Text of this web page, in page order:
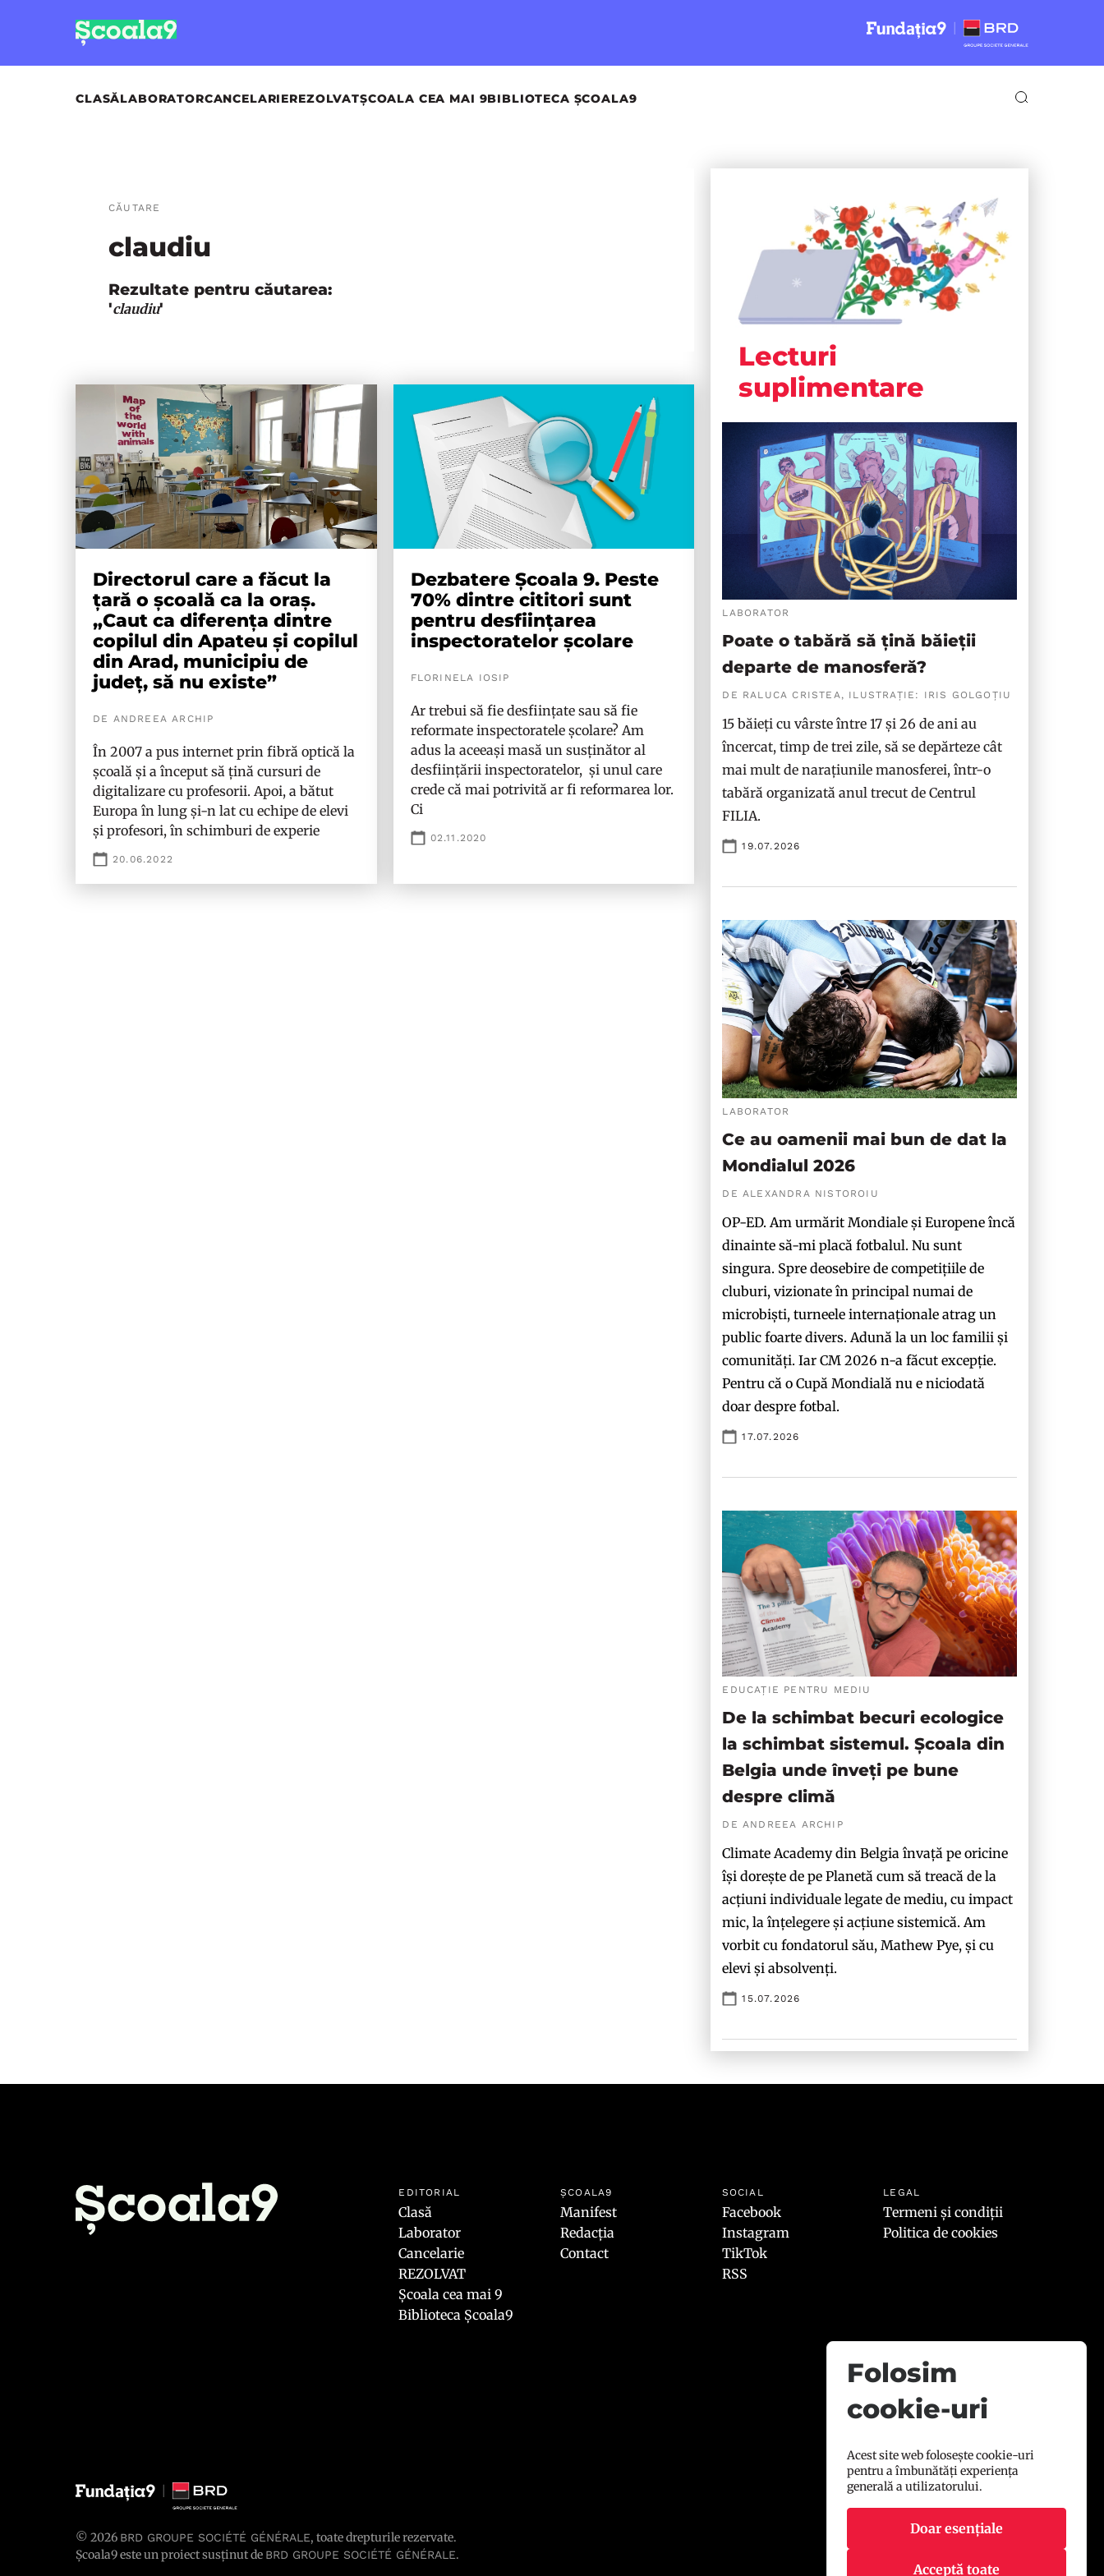
CLASĂLABORATORCANCELARIEREZOLVATȘCOALA CEA MAI 9BIBLIOTECA ȘCOALA9
CĂUTARE
claudiu
Rezultate pentru căutarea:
'claudiu'
Directorul care a făcut la
țară o școală ca la oraș.
„Caut ca diferența dintre
copilul din Apateu și copilul
din Arad, municipiu de
județ, să nu existe”
DE ANDREEA ARCHIP
În 2007 a pus internet prin fibră optică la
școală și a început să țină cursuri de
digitalizare cu profesorii. Apoi, a bătut
Europa în lung și-n lat cu echipe de elevi
și profesori, în schimburi de experie
20.06.2022
Dezbatere Școala 9. Peste
70% dintre cititori sunt
pentru desființarea
inspectoratelor școlare
FLORINELA IOSIP
Ar trebui să fie desființate sau să fie
reformate inspectoratele școlare? Am
adus la aceeași masă un susținător al
desființării inspectoratelor, și unul care
crede că mai potrivită ar fi reformarea lor.
Ci
02.11.2020
Lecturi
suplimentare
LABORATOR
Poate o tabără să țină băieții
departe de manosferă?
DE RALUCA CRISTEA, ILUSTRAȚIE: IRIS GOLGOȚIU
15 băieți cu vârste între 17 și 26 de ani au
încercat, timp de trei zile, să se depărteze cât
mai mult de narațiunile manosferei, într-o
tabără organizată anul trecut de Centrul
FILIA.
19.07.2026
LABORATOR
Ce au oamenii mai bun de dat la
Mondialul 2026
DE ALEXANDRA NISTOROIU
OP-ED. Am urmărit Mondiale și Europene încă
dinainte să-mi placă fotbalul. Nu sunt
singura. Spre deosebire de competițiile de
cluburi, vizionate în principal numai de
microbiști, turneele internaționale atrag un
public foarte divers. Adună la un loc familii și
comunități. Iar CM 2026 n-a făcut excepție.
Pentru că o Cupă Mondială nu e niciodată
doar despre fotbal.
17.07.2026
EDUCAȚIE PENTRU MEDIU
De la schimbat becuri ecologice
la schimbat sistemul. Școala din
Belgia unde înveți pe bune
despre climă
DE ANDREEA ARCHIP
Climate Academy din Belgia învață pe oricine
își dorește de pe Planetă cum să treacă de la
acțiuni individuale legate de mediu, cu impact
mic, la înțelegere și acțiune sistemică. Am
vorbit cu fondatorul său, Mathew Pye, și cu
elevi și absolvenți.
15.07.2026
EDITORIAL
Clasă
Laborator
Cancelarie
REZOLVAT
Școala cea mai 9
Biblioteca Școala9
ȘCOALA9
Manifest
Redacția
Contact
SOCIAL
Facebook
Instagram
TikTok
RSS
LEGAL
Termeni și condiții
Politica de cookies
© 2026 BRD GROUPE SOCIÉTÉ GÉNÉRALE, toate drepturile rezervate.
Școala9 este un proiect susținut de BRD GROUPE SOCIÉTÉ GÉNÉRALE.
Folosim
cookie-uri
Acest site web folosește cookie-uri
pentru a îmbunătăți experiența
generală a utilizatorului.
Doar esențiale
Acceptă toate